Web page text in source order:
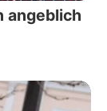
angeblich